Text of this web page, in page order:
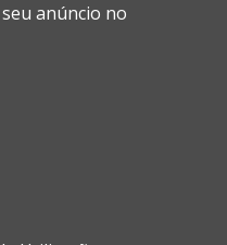
anúncio no